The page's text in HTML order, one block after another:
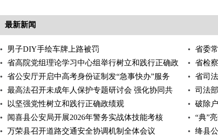
最新新闻
男子DIY手绘车牌上路被罚
省委
省高院党组理论学习中心组举行树立和践行正确政
绩观学习教育
省检
手向未
省公安厅开启中高考身份证制发“急事快办”服务
省司
专题培
最高法召开未成年人保护专题研讨会 强化协同共
治 促推六大保
司法
以坚强党性树立和践行正确政绩观
破除
闻喜县公安局开展2026年警务实战体技能考核
“典”
园暨学
万荣县召开道路交通安全协调机制全体会议 绛县